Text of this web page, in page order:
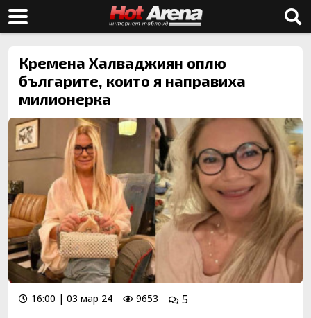
Кремена Халваджиян оплю
българите, които я направиха
милионерка
16:00 | 03 мар 24 9653
5